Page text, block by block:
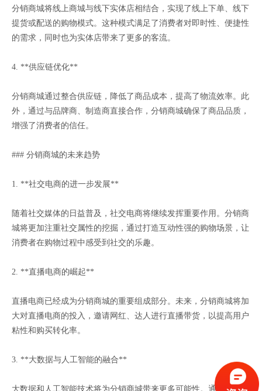
分销商城将线上商城与线下实体店相结合，实现了线上下单、线下
提货或配送的购物模式。这种模式满足了消费者对即时性、便捷性
的需求，同时也为实体店带来了更多的客流。
4. **供应链优化**
分销商城通过整合供应链，降低了商品成本，提高了物流效率。此
外，通过与品牌商、制造商直接合作，分销商城确保了商品品质，
增强了消费者的信任。
### 分销商城的未来趋势
1. **社交电商的进一步发展**
随着社交媒体的日益普及，社交电商将继续发挥重要作用。分销商
城将更加注重社交属性的挖掘，通过打造互动性强的购物场景，让
消费者在购物过程中感受到社交的乐趣。
2. **直播电商的崛起**
直播电商已经成为分销商城的重要组成部分。未来，分销商城将加
大对直播电商的投入，邀请网红、达人进行直播带货，以提高用户
粘性和购买转化率。
3. **大数据与人工智能的融合**
大数据和人工智能技术将为分销商城带来更多可能性。通过数据分